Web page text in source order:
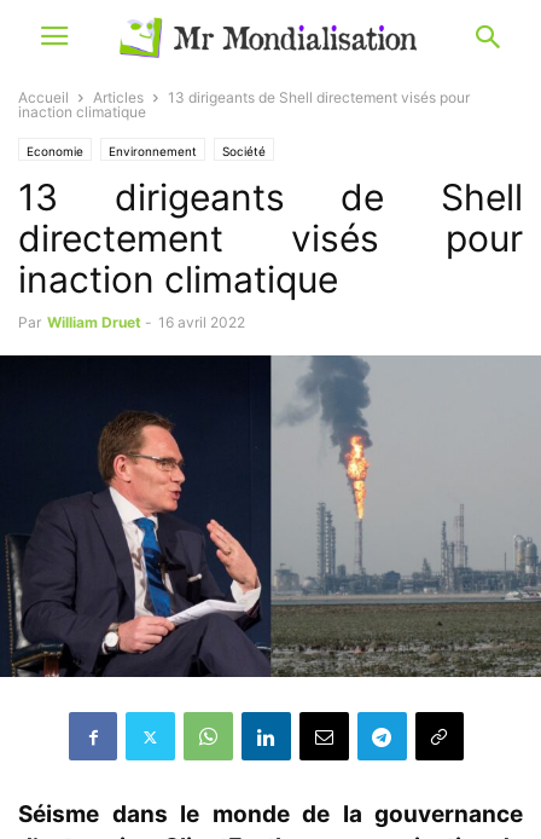
Accueil Articles
13 dirigeants de Shell directement visés pour
inaction climatique
Economie Environnement Société
13 dirigeants de Shell
directement visés pour
inaction climatique
Par William Druet - 16 avril 2022
Séisme dans le monde de la gouvernance